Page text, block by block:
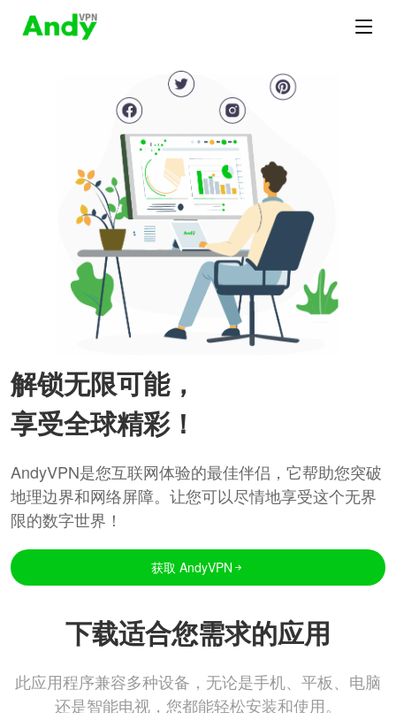
解锁无限可能，
享受全球精彩！
AndyVPN是您互联网体验的最佳伴侣，它帮助您突破
地理边界和网络屏障。让您可以尽情地享受这个无界
限的数字世界！
获取 AndyVPN
下载适合您需求的应用
此应用程序兼容多种设备，无论是手机、平板、电脑
还是智能电视，您都能轻松安装和使用。